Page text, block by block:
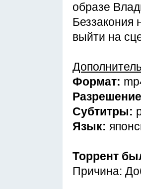
образе
Беззакония
выйти на
Формат:
Субтитры:
Язык:
Торрент
Причина: